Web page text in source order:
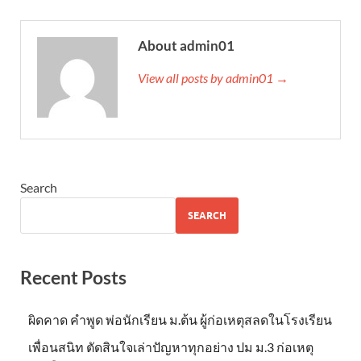
About admin01
View all posts by admin01 →
Search
SEARCH
Recent Posts
ผิดคาด คำพูด พ่อนักเรียน ม.ต้น ผู้ก่อเหตุสลดในโรงเรียน
เพื่อนสนิท ตัดสินใจเล่าปัญหาทุกอย่าง ปม ม.3 ก่อเหตุ